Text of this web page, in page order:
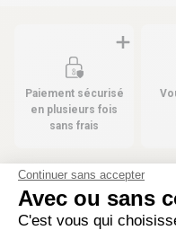
Paiement sécurisé
en plusieurs fois
sans frais
Les produits
Continuer sans accepter
Avec ou sans
C'est vous qui